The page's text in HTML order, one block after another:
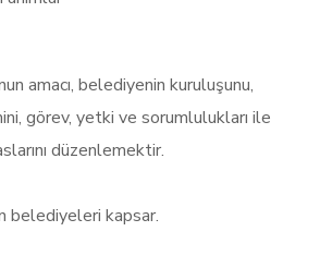
amacı, belediyenin kuruluşunu,
görev, yetki ve sorumlulukları ile
düzenlemektir.
belediyeleri kapsar.